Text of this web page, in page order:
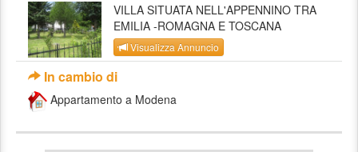
VILLA SITUATA NELL'APPENNINO TRA
EMILIA -ROMAGNA E TOSCANA
Visualizza Annuncio
In cambio di
Appartamento a Modena